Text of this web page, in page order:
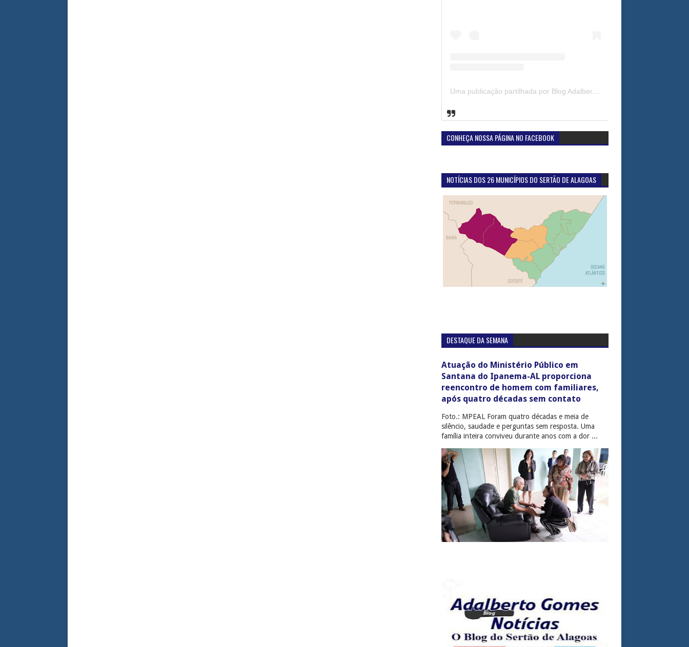
Uma publicação partilhada por Blog Adalberto Gomes Noticias (@blogadalbertogomesnoticiass)
CONHEÇA NOSSA PÁGINA NO FACEBOOK
NOTÍCIAS DOS 26 MUNICÍPIOS DO SERTÃO DE ALAGOAS
DESTAQUE DA SEMANA
Atuação do Ministério Público em
Santana do Ipanema-AL proporciona
reencontro de homem com familiares,
após quatro décadas sem contato
Foto.: MPEAL Foram quatro décadas e meia de
silêncio, saudade e perguntas sem resposta. Uma
família inteira conviveu durante anos com a dor ...